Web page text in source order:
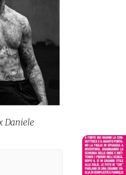
Daniele